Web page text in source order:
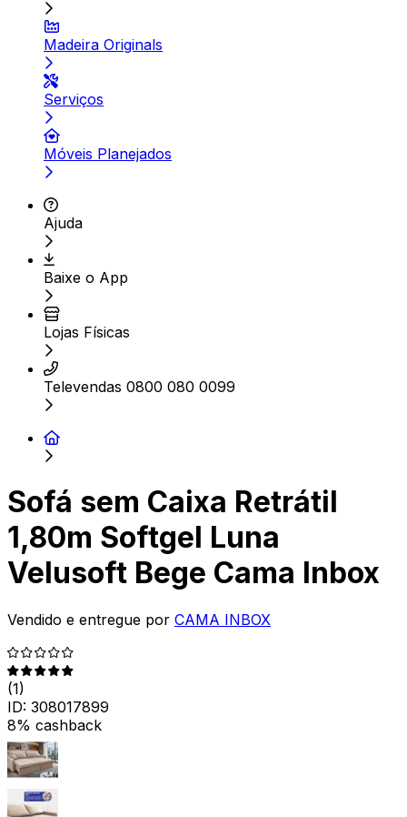
Madeira Originals
Serviços
Móveis Planejados
Ajuda
Baixe o App
Lojas Físicas
Televendas 0800 080 0099
Sofá sem Caixa Retrátil
1,80m Softgel Luna
Velusoft Bege Cama Inbox
Vendido e entregue por CAMA INBOX
(1)
ID: 308017899
8% cashback